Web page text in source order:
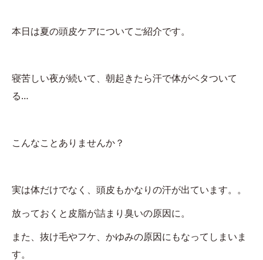
本日は夏の頭皮ケアについてご紹介です。
寝苦しい夜が続いて、朝起きたら汗で体がベタついて
る…
こんなことありませんか？
実は体だけでなく、頭皮もかなりの汗が出ています。。
放っておくと皮脂が詰まり臭いの原因に。
また、抜け毛やフケ、かゆみの原因にもなってしまいま
す。